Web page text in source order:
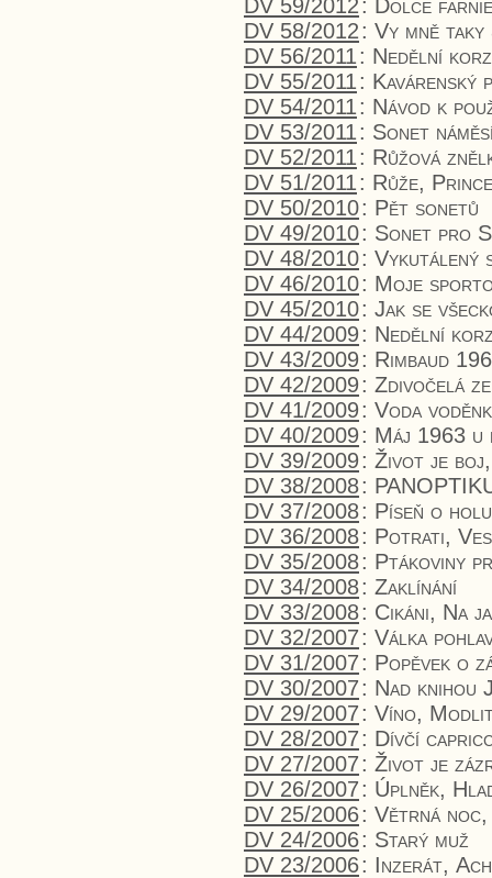
DV 59/2012: Dolce
DV 58/2012: Vy mně taky
DV 56/2011: Nedělní
DV 55/2011: Kavárenský
DV 54/2011: Návod k
DV 53/2011: Sonet
DV 52/2011: Růžová
DV 51/2011: Růže,
DV 50/2010: Pět sonetů
DV 49/2010: Sonet pro
DV 48/2010: Vykutálený
DV 46/2010: Moje
DV 45/2010: Jak se
DV 44/2009: Nedělní
DV 43/2009: Rimbaud
DV 42/2009: Zdivočelá
DV 41/2009: Voda
DV 40/2009: Máj 1963 u
DV 39/2009: Život je
DV 38/2008:
DV 37/2008: Píseň o
DV 36/2008: Potrati,
DV 35/2008: Ptákoviny
DV 34/2008: Zaklínání
DV 33/2008: Cikáni, Na
DV 32/2007: Válka
DV 31/2007: Popěvek o
DV 30/2007: Nad knihou
DV 29/2007: Víno,
DV 28/2007: Dívčí
DV 27/2007: Život je
DV 26/2007: Úplněk,
DV 25/2006: Větrná noc
DV 24/2006: Starý muž
DV 23/2006: Inzerát,